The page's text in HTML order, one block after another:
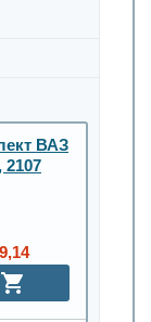
ВАЗ
2107